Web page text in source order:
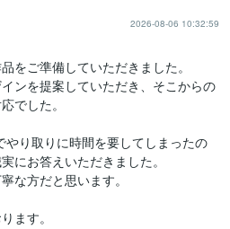
2026-08-06 10:32:59
をご準備していただきました。
ンを提案していただき、そこからの
でした。
やり取りに時間を要してしまったの
にお答えいただきました。
な方だと思います。
ます。